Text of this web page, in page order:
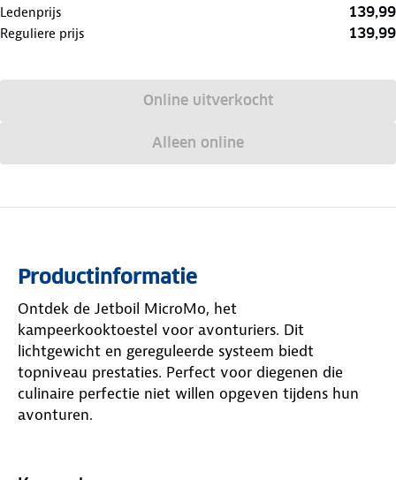
Ledenprijs 139,99
Reguliere prijs 139,99
Online uitverkocht
Alleen online
Productinformatie
Ontdek de Jetboil MicroMo, het
kampeerkooktoestel voor avonturiers. Dit
lichtgewicht en gereguleerde systeem biedt
topniveau prestaties. Perfect voor diegenen die
culinaire perfectie niet willen opgeven tijdens hun
avonturen.